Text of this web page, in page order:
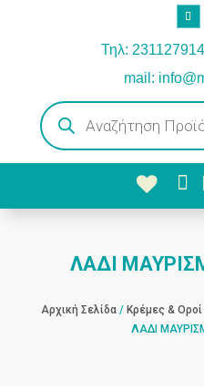
Τηλ:
mail:
Products
search

ΛΑΔΙ
Αρχική Σελίδα/ Κρέμες &
ΛΑΔΙ